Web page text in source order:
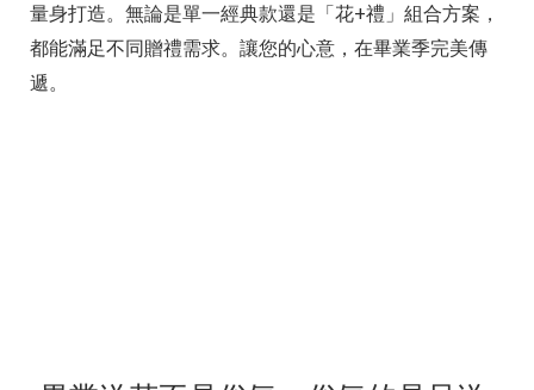
量身打造。無論是單一經典款還是「花+禮」組合方案，
都能滿足不同贈禮需求。讓您的心意，在畢業季完美傳
遞。